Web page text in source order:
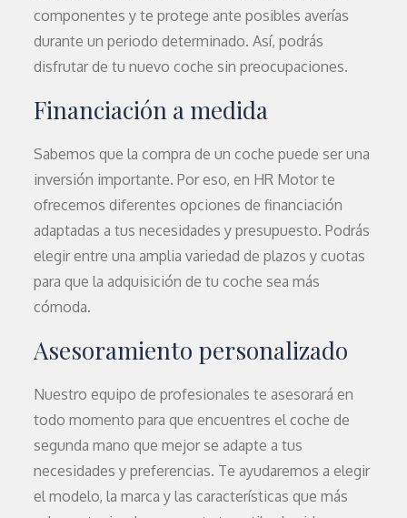
componentes y te protege ante posibles averías
durante un periodo determinado. Así, podrás
disfrutar de tu nuevo coche sin preocupaciones.
Financiación a medida
Sabemos que la compra de un coche puede ser una
inversión importante. Por eso, en HR Motor te
ofrecemos diferentes opciones de financiación
adaptadas a tus necesidades y presupuesto. Podrás
elegir entre una amplia variedad de plazos y cuotas
para que la adquisición de tu coche sea más
cómoda.
Asesoramiento personalizado
Nuestro equipo de profesionales te asesorará en
todo momento para que encuentres el coche de
segunda mano que mejor se adapte a tus
necesidades y preferencias. Te ayudaremos a elegir
el modelo, la marca y las características que más